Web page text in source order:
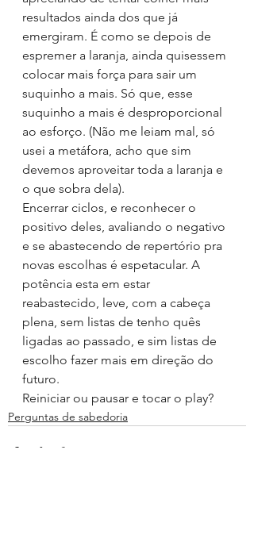
resultados ainda dos que já
emergiram. É como se depois de
espremer a laranja, ainda quisessem
colocar mais força para sair um
suquinho a mais. Só que, esse
suquinho a mais é desproporcional
ao esforço. (Não me leiam mal, só
usei a metáfora, acho que sim
devemos aproveitar toda a laranja e
o que sobra dela).
Encerrar ciclos, e reconhecer o
positivo deles, avaliando o negativo
e se abastecendo de repertório pra
novas escolhas é espetacular. A
potência esta em estar
reabastecido, leve, com a cabeça
plena, sem listas de tenho quês
ligadas ao passado, e sim listas de
escolho fazer mais em direção do
futuro.
Reiniciar ou pausar e tocar o play?
Perguntas de sabedoria